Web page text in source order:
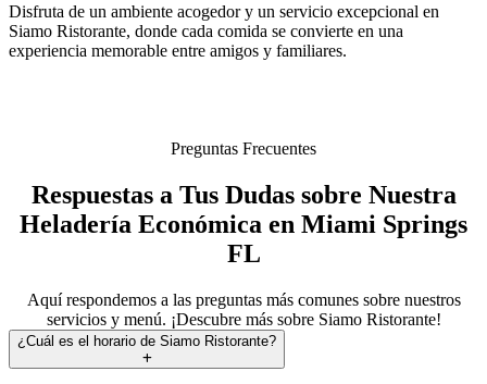
Disfruta de un ambiente acogedor y un servicio excepcional en
Siamo Ristorante, donde cada comida se convierte en una
experiencia memorable entre amigos y familiares.
Preguntas Frecuentes
Respuestas a Tus Dudas sobre Nuestra
Heladería Económica en Miami Springs
FL
Aquí respondemos a las preguntas más comunes sobre nuestros
servicios y menú. ¡Descubre más sobre Siamo Ristorante!
¿Cuál es el horario de Siamo Ristorante?